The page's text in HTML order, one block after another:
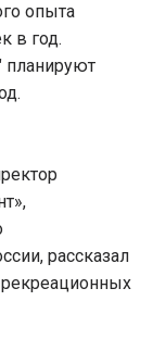
опыта
в год.
планируют
рассказал